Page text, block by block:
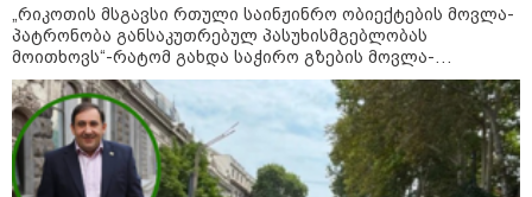
„ფასები 2-3 წელში გაორმაგდება“
- ლოკაციები თბილისის
შემოგარენში, სადაც შესაძლოა,
მიწები გაძვირდეს
„რიკოთის მსგავსი რთული საინჟინრო ობიექტების მოვლა-
პატრონობა განსაკუთრებულ პასუხისმგებლობას
მოითხოვს“-რატომ გახდა საჭირო გზების მოვლა-
პატრონობისთვის სახელმწიფო კომპანიის შექმნა